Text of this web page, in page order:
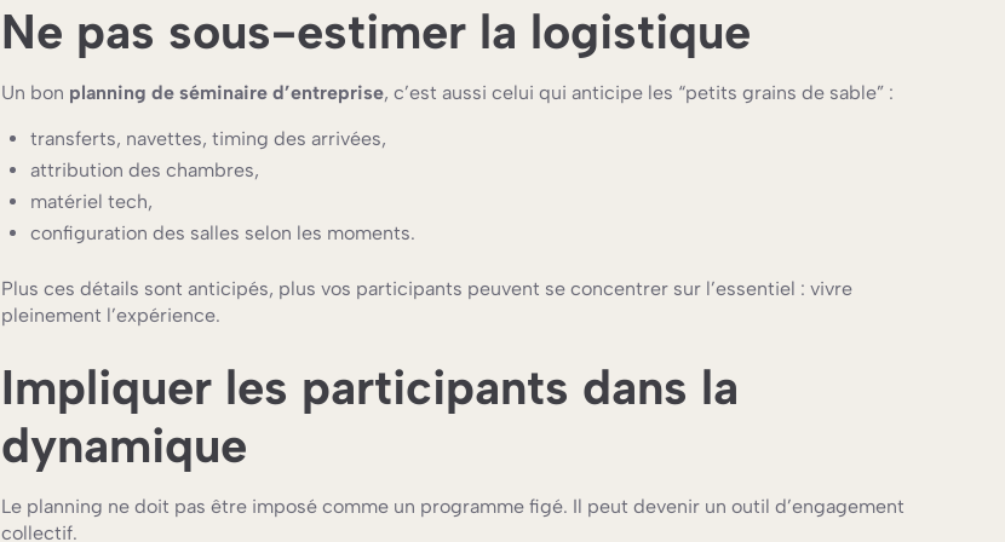
Ne pas sous-estimer la logistique
Un bon planning de séminaire d’entreprise, c’est aussi celui qui anticipe les “petits grains de sable” :
transferts, navettes, timing des arrivées,
attribution des chambres,
matériel tech,
configuration des salles selon les moments.
Plus ces détails sont anticipés, plus vos participants peuvent se concentrer sur l’essentiel : vivre
pleinement l’expérience.
Impliquer les participants dans la
dynamique
Le planning ne doit pas être imposé comme un programme figé. Il peut devenir un outil d’engagement
collectif.